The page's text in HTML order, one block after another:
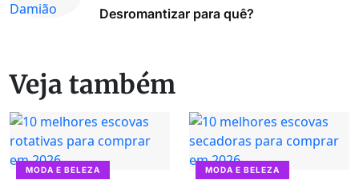
Desromantizar para quê?
Veja também
MODA E BELEZA MODA E BELEZA